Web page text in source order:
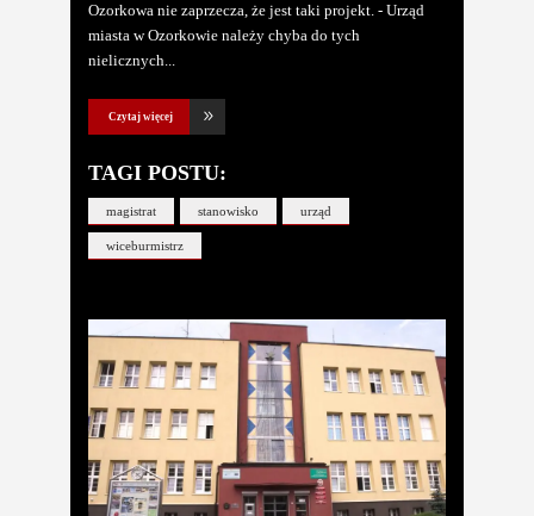
Ozorkowa nie zaprzecza, że jest taki projekt. - Urząd
miasta w Ozorkowie należy chyba do tych
nielicznych
Czytaj więcej
TAGI POSTU:
magistrat stanowisko urząd
wiceburmistrz